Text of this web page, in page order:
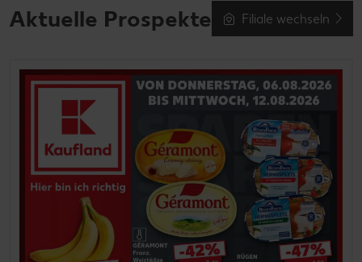
Aktuelle Prospekte Filiale wechseln